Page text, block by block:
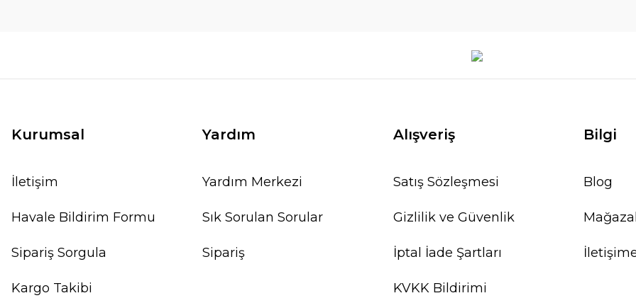
Kurumsal
İletişim
Havale Bildirim Formu
Sipariş Sorgula
Kargo Takibi
Yardım
Yardım Merkezi
Sık Sorulan Sorular
Sipariş
Alışveriş
Satış Sözleşmesi
Gizlilik ve Güvenlik
İptal İade Şartları
KVKK Bildirimi
Bilgi
Blog